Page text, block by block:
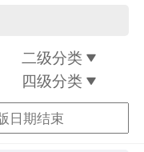
二级分类
四级分类